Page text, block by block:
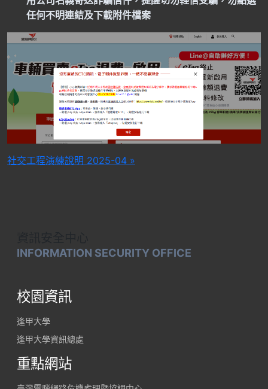
任何不明連結及下載附件檔案
文
社交工程演練說明 2025-04 »
INFORMATION SECURITY OFFICE
校園資訊
逢甲大學
逢甲大學資訊總處
重點網站